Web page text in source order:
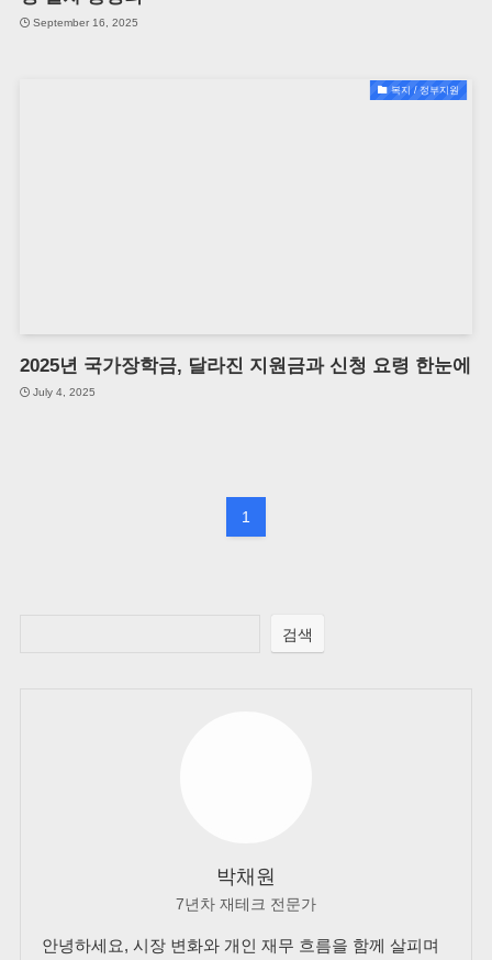
September 16, 2025
복지 / 정부지원
2025년 국가장학금, 달라진 지원금과 신청 요령 한눈에
July 4, 2025
1
검색
박채원
7년차 재테크 전문가
안녕하세요, 시장 변화와 개인 재무 흐름을 함께 살피며